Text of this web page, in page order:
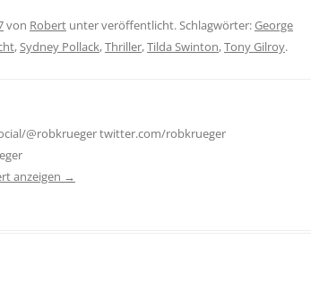
von Robert unter veröffentlicht. Schlagwörter:George
,Sydney Pollack,Thriller,Tilda Swinton,Tony Gilroy.
@robkrueger twitter.com/robkrueger
anzeigen →